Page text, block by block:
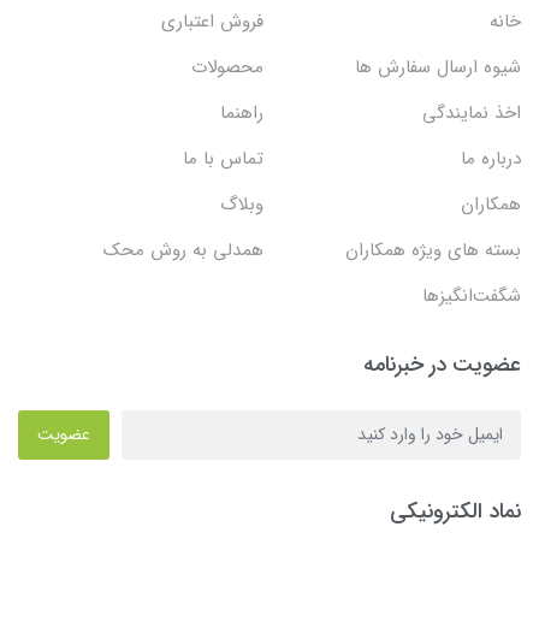
خانه
فروش اعتباری
شیوه ارسال سفارش ها
محصولات
اخذ نمایندگی
راهنما
درباره ما
تماس با ما
همکاران
وبلاگ
بسته های ویژه همکاران
همدلی به روش محک
شگفت‌انگیزها
عضویت در خبرنامه
عضویت
نماد الکترونیکی